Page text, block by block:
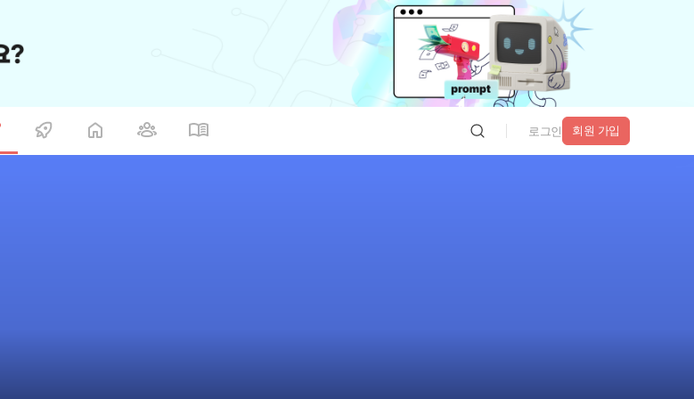
로그인 회원 가입